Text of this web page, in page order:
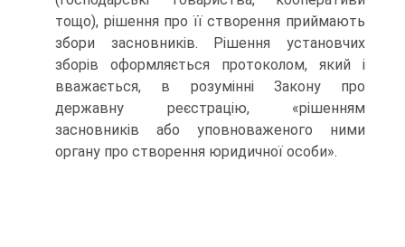
тощо), рі­шення про її створення приймають
збори засновників. Рі­шення установчих
зборів оформляється протоколом, який і
вважається, в розумінні Закону про
державну реєстрацію, «рішенням
засновників або уповноваженого ними
органу про створення юридичної особи».